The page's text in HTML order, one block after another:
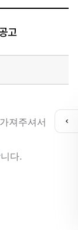
고
져주셔서
다.
퀵
메